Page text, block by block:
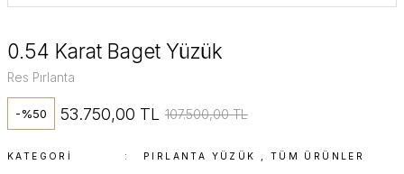
0.54 Karat Baget Yüzük
Res Pırlanta
-%50 53.750,00 TL 107.500,00 TL
KATEGORI PIRLANTA YÜZÜK TÜM ÜRÜNLER